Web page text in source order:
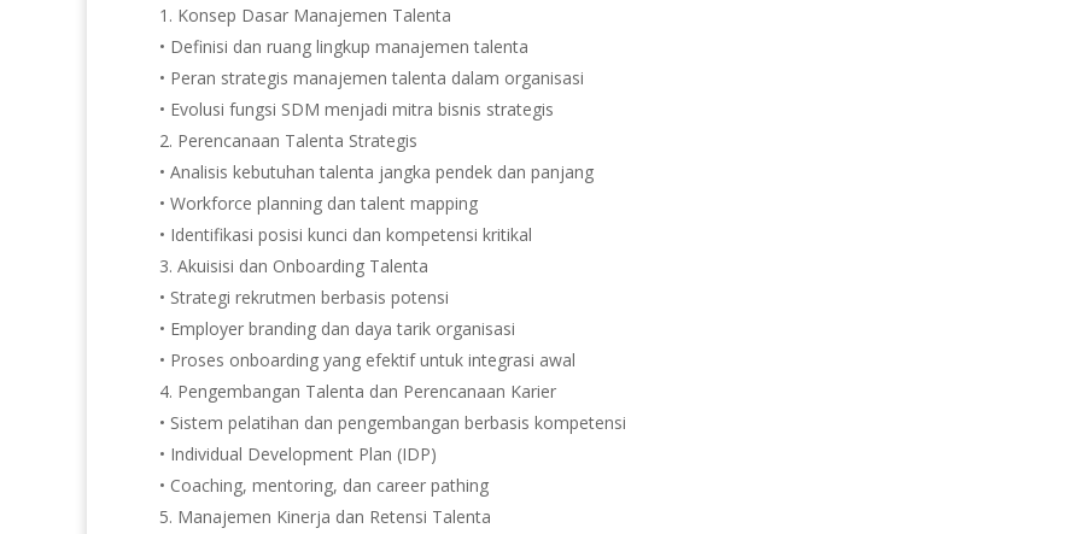
Konsep Dasar Manajemen Talenta
• Definisi dan ruang lingkup manajemen talenta
• Peran strategis manajemen talenta dalam organisasi
• Evolusi fungsi SDM menjadi mitra bisnis strategis
Perencanaan Talenta Strategis
• Analisis kebutuhan talenta jangka pendek dan panjang
• Workforce planning dan talent mapping
• Identifikasi posisi kunci dan kompetensi kritikal
Akuisisi dan Onboarding Talenta
• Strategi rekrutmen berbasis potensi
• Employer branding dan daya tarik organisasi
• Proses onboarding yang efektif untuk integrasi awal
Pengembangan Talenta dan Perencanaan Karier
• Sistem pelatihan dan pengembangan berbasis kompetensi
• Individual Development Plan (IDP)
• Coaching, mentoring, dan career pathing
Manajemen Kinerja dan Retensi Talenta